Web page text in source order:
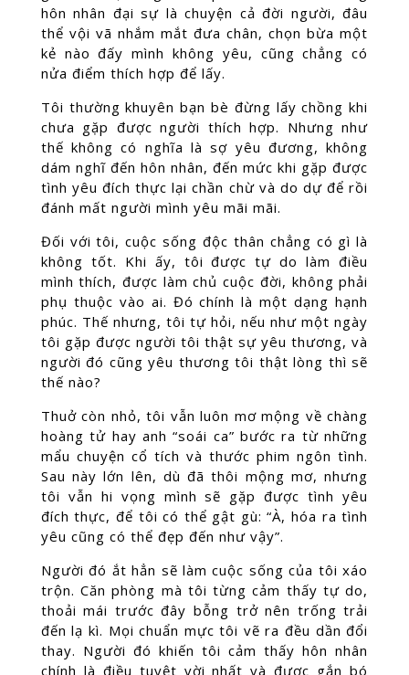
hôn nhân đại sự là chuyện cả đời người, đâu
thể vội vã nhắm mắt đưa chân, chọn bừa một
kẻ nào đấy mình không yêu, cũng chẳng có
nửa điểm thích hợp để lấy.
Tôi thường khuyên bạn bè đừng lấy chồng khi
chưa gặp được người thích hợp. Nhưng như
thế không có nghĩa là sợ yêu đương, không
dám nghĩ đến hôn nhân, đến mức khi gặp được
tình yêu đích thực lại chần chừ và do dự để rồi
đánh mất người mình yêu mãi mãi.
Đối với tôi, cuộc sống độc thân chẳng có gì là
không tốt. Khi ấy, tôi được tự do làm điều
mình thích, được làm chủ cuộc đời, không phải
phụ thuộc vào ai. Đó chính là một dạng hạnh
phúc. Thế nhưng, tôi tự hỏi, nếu như một ngày
tôi gặp được người tôi thật sự yêu thương, và
người đó cũng yêu thương tôi thật lòng thì sẽ
thế nào?
Thuở còn nhỏ, tôi vẫn luôn mơ mộng về chàng
hoàng tử hay anh “soái ca” bước ra từ những
mẩu chuyện cổ tích và thước phim ngôn tình.
Sau này lớn lên, dù đã thôi mộng mơ, nhưng
tôi vẫn hi vọng mình sẽ gặp được tình yêu
đích thực, để tôi có thể gật gù: “À, hóa ra tình
yêu cũng có thể đẹp đến như vậy”.
Người đó ắt hẳn sẽ làm cuộc sống của tôi xáo
trộn. Căn phòng mà tôi từng cảm thấy tự do,
thoải mái trước đây bỗng trở nên trống trải
đến lạ kì. Mọi chuẩn mực tôi vẽ ra đều dần đổi
thay. Người đó khiến tôi cảm thấy hôn nhân
chính là điều tuyệt vời nhất và được gắn bó